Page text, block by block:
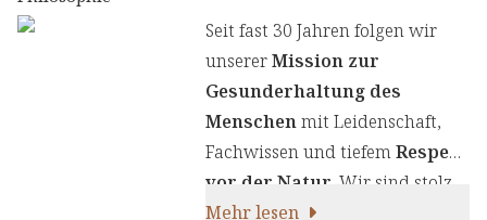
Wir legen großen Wert auf
einen genauen Auswahlprozess
unserer Inhaltsstoffe, um Ihnen
sorgfältig zusammengestellte
Produkte zu liefern. Wir nutzen
die Kraft von Kräutern,
Pflanzenstoffen und anderen
Seit fast 30 Jahren folgen wir
unsererMission zur
Gesunderhaltung des
Menschenmit Leidenschaft,
Fachwissen und tiefemRespekt
vor der Natur . Wir sind stolz
darauf,naturreine Produkte
Mehr lesen